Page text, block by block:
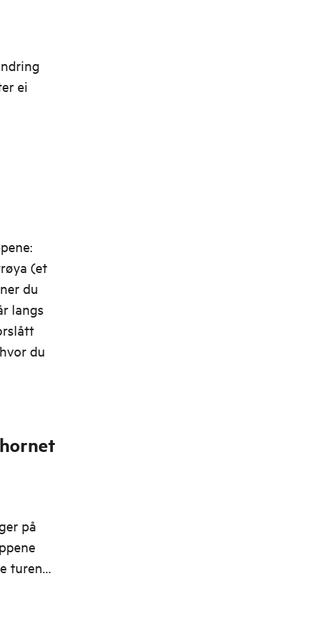
ei
(et
du
langs
du
på
turene